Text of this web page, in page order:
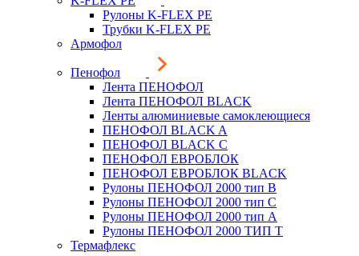
Рулоны K-FLEX PE
Трубки K-FLEX PE
Армофол
Пенофол
Лента ПЕНОФОЛ
Лента ПЕНОФОЛ BLACK
Ленты алюминиевые самоклеющиеся
ПЕНОФОЛ BLACK A
ПЕНОФОЛ BLACK С
ПЕНОФОЛ ЕВРОБЛОК
ПЕНОФОЛ ЕВРОБЛОК BLACK
Рулоны ПЕНОФОЛ 2000 тип B
Рулоны ПЕНОФОЛ 2000 тип C
Рулоны ПЕНОФОЛ 2000 тип А
Рулоны ПЕНОФОЛ 2000 ТИП Т
Термафлекс